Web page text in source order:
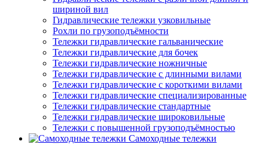
шириной вил
Гидравлические тележки узковильные
Рохли по грузоподъёмности
Тележки гидравлические гальванические
Тележки гидравлические для бочек
Тележки гидравлические ножничные
Тележки гидравлические с длинными вилами
Тележки гидравлические с короткими вилами
Тележки гидравлические специализированные
Тележки гидравлические стандартные
Тележки гидравлические широковильные
Тележки с повышенной грузоподъёмностью
Самоходные тележки